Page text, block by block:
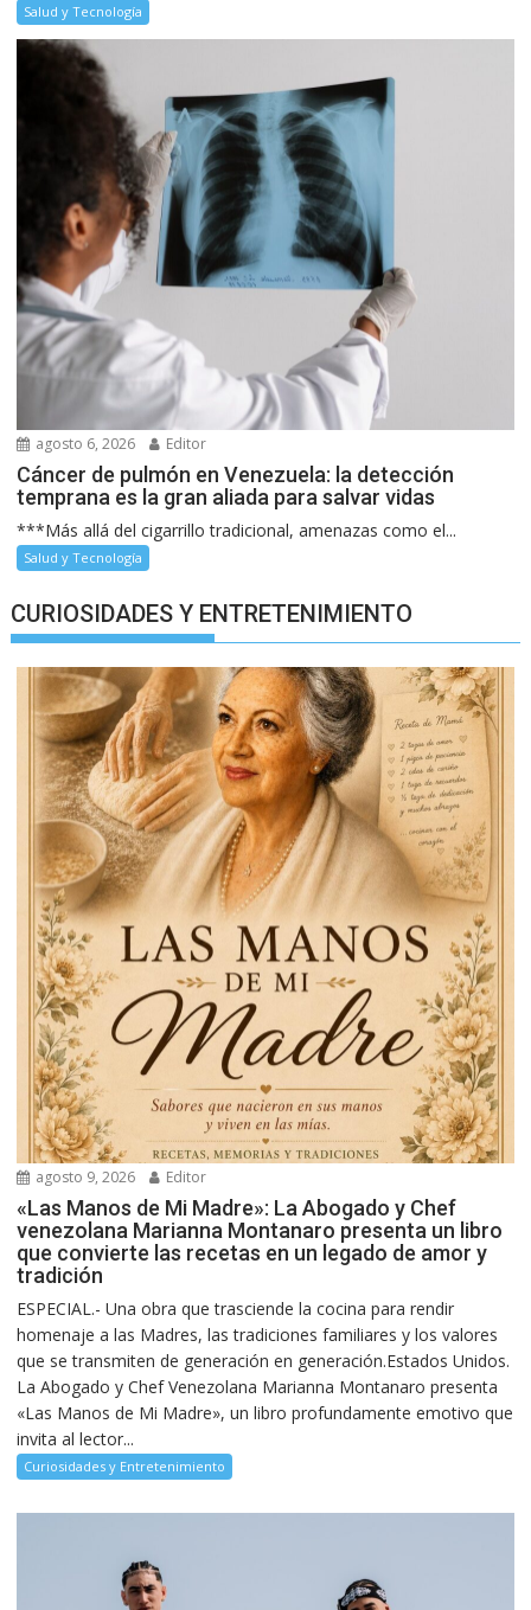
Salud y Tecnología
agosto 6, 2026 Editor
Cáncer de pulmón en Venezuela: la detección
temprana es la gran aliada para salvar vidas
***Más allá del cigarrillo tradicional, amenazas como el...
Salud y Tecnología
CURIOSIDADES Y ENTRETENIMIENTO
agosto 9, 2026 Editor
«Las Manos de Mi Madre»: La Abogado y Chef
venezolana Marianna Montanaro presenta un libro
que convierte las recetas en un legado de amor y
tradición
ESPECIAL.- Una obra que trasciende la cocina para rendir
homenaje a las Madres, las tradiciones familiares y los valores
que se transmiten de generación en generación.Estados Unidos.
La Abogado y Chef Venezolana Marianna Montanaro presenta
«Las Manos de Mi Madre», un libro profundamente emotivo que
invita al lector...
Curiosidades y Entretenimiento